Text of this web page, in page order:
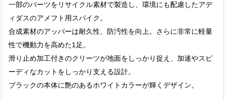
一部のパーツをリサイクル素材で製造し、環境にも配慮したアデ
ィダスのアメフト用スパイク。
合成素材のアッパーは耐久性、防汚性を向上。さらに非常に軽量
性で機動力を高めた1足。
滑り止め加工付きのクリーツが地面をしっかり捉え、加速やスピ
ーディなカットをしっかり支える設計。
ブラックの本体に艶のあるホワイトカラーが輝くデザイン。